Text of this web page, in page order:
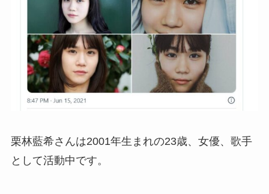
栗林藍希さんは2001年生まれの23歳、女優、歌手
として活動中です。